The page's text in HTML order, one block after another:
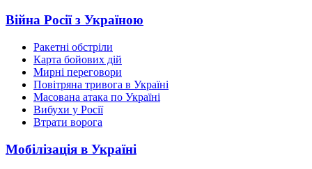
Війна Росії з Україною
Ракетні обстріли
Карта бойових дій
Мирні переговори
Повітряна тривога в Україні
Масована атака по Україні
Вибухи у Росії
Втрати ворога
Мобілізація в Україні